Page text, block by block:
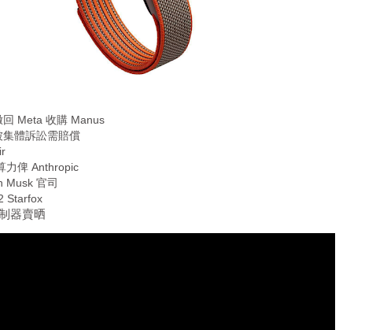
s
回 Meta 收購 Manus
體訴訟需賠償
力俾 Anthropic
Musk 官司
Starfox
器賣晒